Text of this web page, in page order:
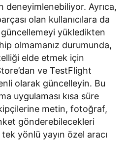
deneyimlenebiliyor. Ayrıca,
olan kullanıcılara da
yükledikten
olmamanız durumunda,
elde etmek için
ve TestFlight
olarak güncelleyin. Bu
uygulaması kısa süre
metin, fotoğraf,
gönderebilecekleri
tek yönlü yayın özel aracı